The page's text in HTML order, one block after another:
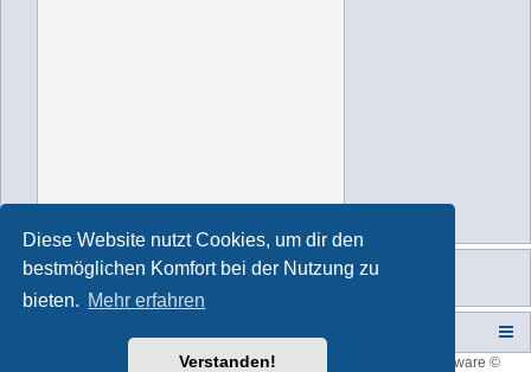
Diese Website nutzt Cookies, um dir den
bestmöglichen Komfort bei der Nutzung zu
bieten. Mehr erfahren
Verstanden!
forum tricolor,Powered by
® Forum Software ©